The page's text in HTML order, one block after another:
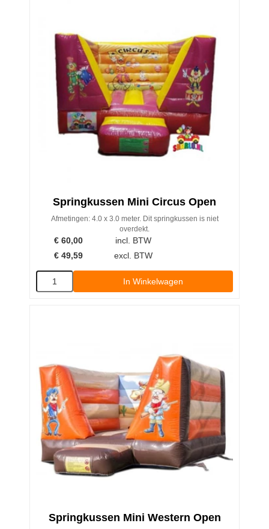
Springkussen Mini Circus Open
Afmetingen: 4.0 x 3.0 meter. Dit springkussen is niet
overdekt.
€ 60,00
incl. BTW
€ 49,59 excl. BTW
In Winkelwagen
Springkussen Mini Western Open